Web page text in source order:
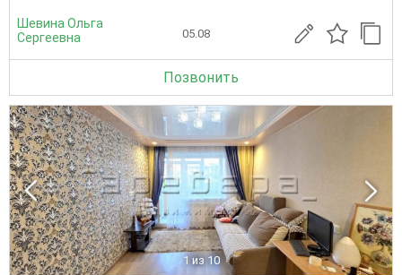
Шевина Ольга
Сергеевна
05.08
Позвонить
1 из 10